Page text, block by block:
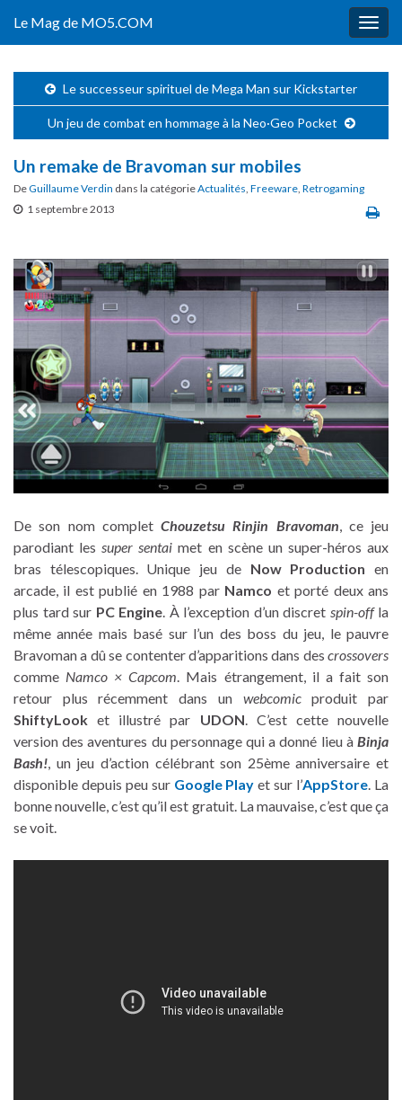
Le Mag de MO5.COM
Le successeur spirituel de Mega Man sur Kickstarter
Un jeu de combat en hommage à la Neo·Geo Pocket
Un remake de Bravoman sur mobiles
DeGuillaume Verdin dans la catégorieActualités, Freeware, Retrogaming
1 septembre 2013
De son nom complet Chouzetsu Rinjin Bravoman, ce jeu
parodiant lessuper sentaimet en scène un super-héros aux
bras télescopiques. Unique jeu de Now Production en
arcade, il est publié en 1988 par Namco et porté deux ans
plus tard sur PC Engine. À l’exception d’un discret spin-offla
même année mais basé sur l’un des boss du jeu, le pauvre
Bravoman a dû se contenter d’apparitions dans des crossovers
comme Namco × Capcom. Mais étrangement, il a fait son
retour plus récemment dans un webcomicproduit par
ShiftyLook et illustré par UDON. C’est cette nouvelle
version des aventures du personnage qui a donné lieu à Binja
Bash!, un jeu d’action célébrant son 25ème anniversaire et
disponible depuis peu sur Google Play et sur l’AppStore. La
bonne nouvelle, c’est qu’il est gratuit. La mauvaise, c’est que ça
se voit.